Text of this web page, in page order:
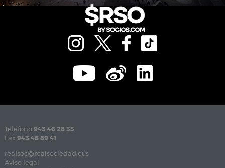
Teléfono 943 46 28 33
Fax 943 45 89 41
realsoc@realsociedad.eus
Aviso legal